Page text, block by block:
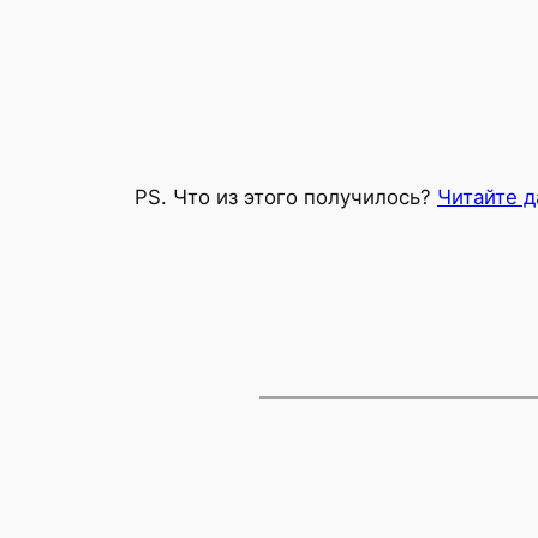
PS. Что из этого получилось? Читайте